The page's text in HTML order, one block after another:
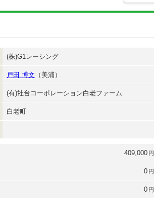
(株)G1レーシング
戸田 博文 （美浦）
(有)社台コーポレーション白老ファーム
白老町
409,000 円
0 円
0 円